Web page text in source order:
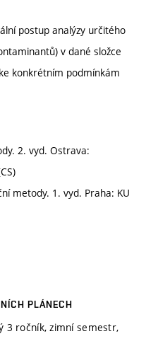
postup analýzy určitého
v dané složce
konkrétním podmínkám
2. vyd. Ostrava:
metody. 1. vyd. Praha: KU
PLÁNECH
3 ročník, zimní semestr,